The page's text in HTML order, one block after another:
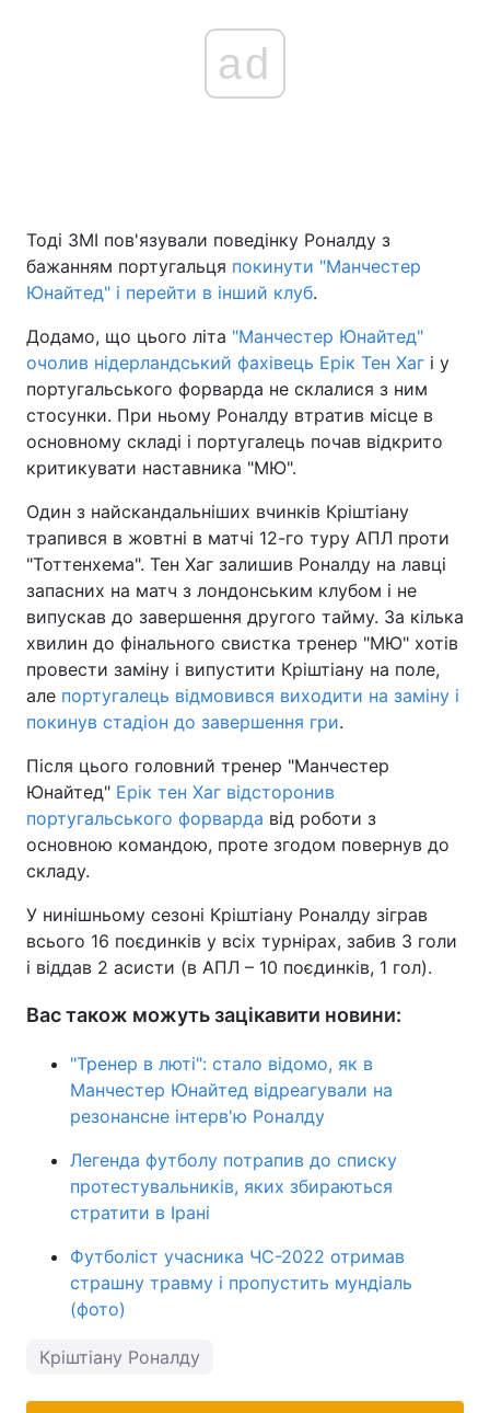
ad
Тоді ЗМІ пов'язували поведінку Роналду з
бажанням португальця покинути "Манчестер
Юнайтед" і перейти в інший клуб.
Додамо, що цього літа "Манчестер Юнайтед"
очолив нідерландський фахівець Ерік Тен Хаг і у
португальського форварда не склалися з ним
стосунки. При ньому Роналду втратив місце в
основному складі і португалець почав відкрито
критикувати наставника "МЮ".
Один з найскандальніших вчинків Кріштіану
трапився в жовтні в матчі 12-го туру АПЛ проти
"Тоттенхема". Тен Хаг залишив Роналду на лавці
запасних на матч з лондонським клубом і не
випускав до завершення другого тайму. За кілька
хвилин до фінального свистка тренер "МЮ" хотів
провести заміну і випустити Кріштіану на поле,
але португалець відмовився виходити на заміну і
покинув стадіон до завершення гри.
Після цього головний тренер "Манчестер
Юнайтед" Ерік тен Хаг відсторонив
португальського форварда від роботи з
основною командою, проте згодом повернув до
складу.
У нинішньому сезоні Кріштіану Роналду зіграв
всього 16 поєдинків у всіх турнірах, забив 3 голи
і віддав 2 асисти (в АПЛ – 10 поєдинків, 1 гол).
Вас також можуть зацікавити новини:
"Тренер в люті": стало відомо, як в
Манчестер Юнайтед відреагували на
резонансне інтерв'ю Роналду
Легенда футболу потрапив до списку
протестувальників, яких збираються
стратити в Ірані
Футболіст учасника ЧС-2022 отримав
страшну травму і пропустить мундіаль
(фото)
Кріштіану Роналду